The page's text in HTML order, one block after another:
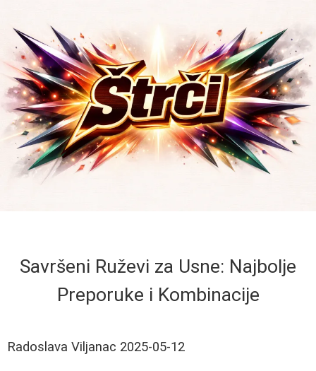
Savršeni Ruževi za Usne: Najbolje
Preporuke i Kombinacije
Radoslava Viljanac 2025-05-12